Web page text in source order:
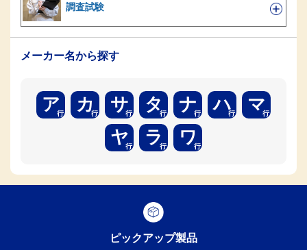
調査試験
メーカー名から探す
ア カ サ タ ナ ハ
マ
ヤ
ラ ワ
ピックアップ製品